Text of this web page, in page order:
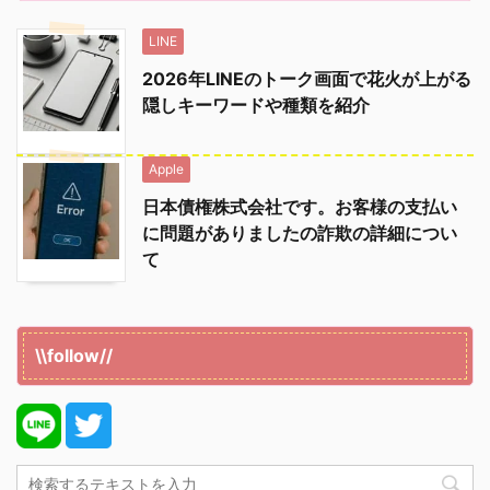
LINE
2026年LINEのトーク画面で花火が上がる
隠しキーワードや種類を紹介
Apple
日本債権株式会社です。お客様の支払い
に問題がありましたの詐欺の詳細につい
て
\\follow//